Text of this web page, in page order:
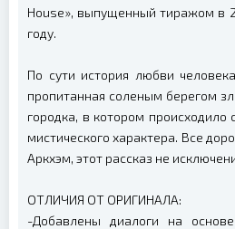
House», выпущенный тиражом в
году.
По сути история любви
пропитанная соленым берегом
городка, в котором
мистического характера. Все
Аркхэм, этот рассказ не
ОТЛИЧИЯ ОТ ОРИГИНАЛА:
-Добавлены диалоги на